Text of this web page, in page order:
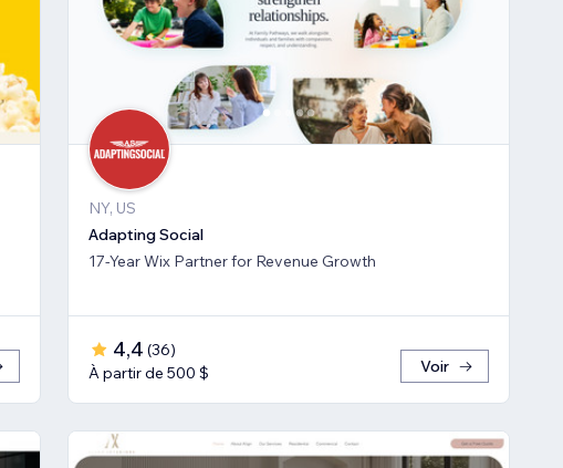
NY, US
Adapting Social
17-Year Wix Partner for Revenue Growth
4,4 (36)
À partir de 500 $
Voir